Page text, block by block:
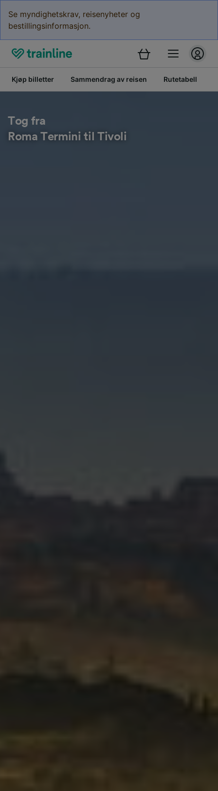
Se myndighetskrav, reisenyheter og
bestillingsinformasjon.
Kjøp billetter Sammendrag av reisen Rutetabell
Tog fra
Roma Termini til Tivoli